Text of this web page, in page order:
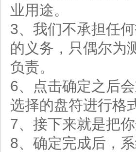
业用途。
3、我们不承担任
的义务，只偶尔为
负责。
6、点击确定之后
选择的盘符进行格
7、接下来就是把
8、确定完成后，